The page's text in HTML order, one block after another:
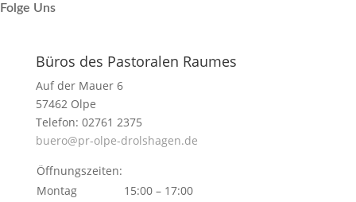
Folge Uns
Büros des Pastoralen Raumes
Auf der Mauer 6
57462 Olpe
Telefon: 02761 2375
buero@pr-olpe-drolshagen.de
Öffnungszeiten:
Montag
15:00 – 17:00